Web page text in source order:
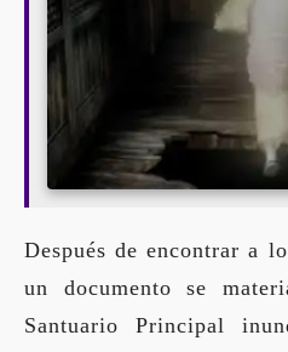
Después de encontrar a
un documento se
Santuario Principal